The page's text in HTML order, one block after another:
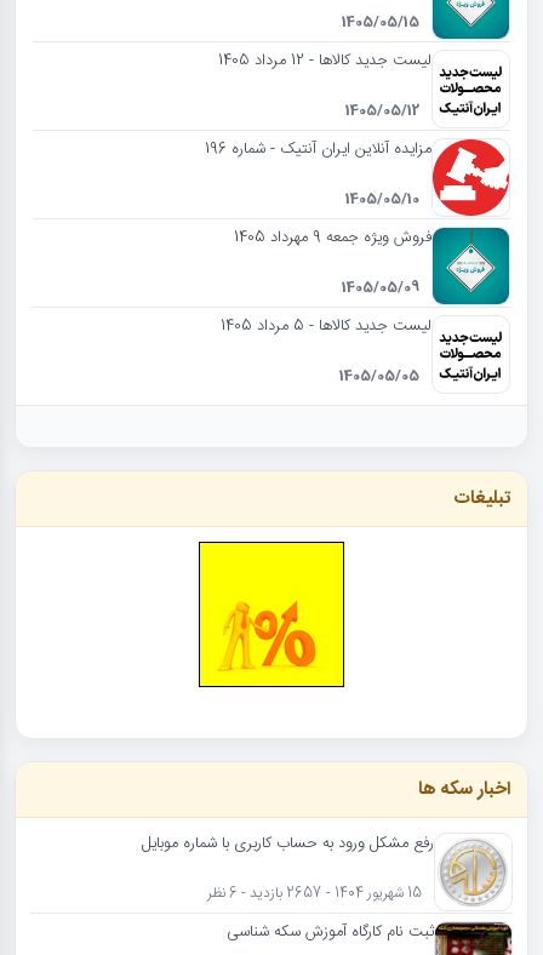
1405/05/15
لیست جدید کالاها - 12 مرداد 1405
1405/05/12
مزایده آنلاین ایران آنتیک - شماره 196
1405/05/10
فروش ویژه جمعه 9 مهرداد 1405
1405/05/09
لیست جدید کالاها - 5 مرداد 1405
1405/05/05
تبلیغات
اخبار سکه ها
رفع مشکل ورود به حساب کاربری با شماره موبایل
15 شهریور 1404 - 2657 بازدید - 6 نظر
ثبت نام کارگاه آموزش سکه شناسی